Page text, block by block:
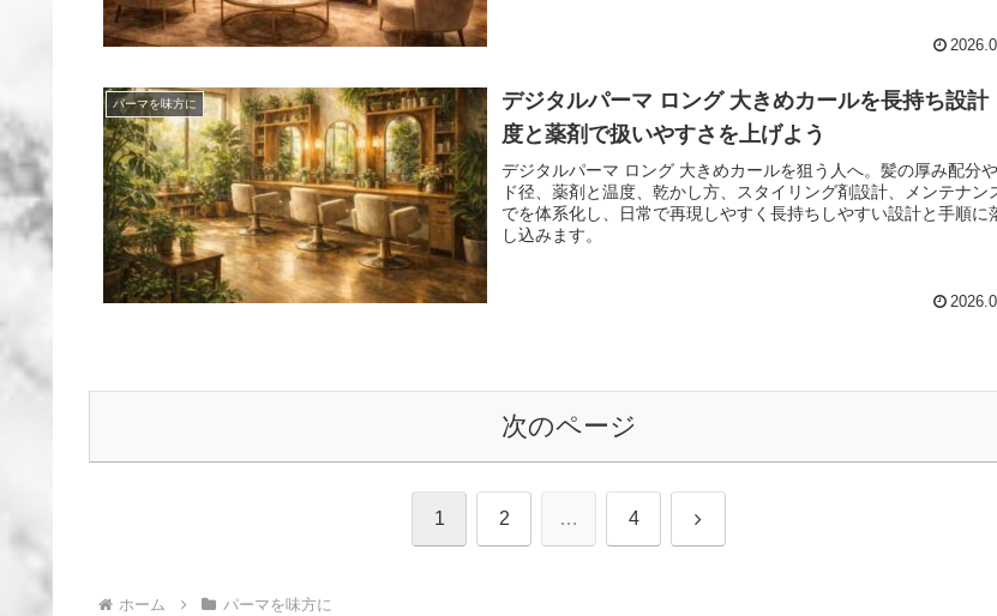
パーマを味方に
デジタルパーマ ロング 大きめカールを長持ち設計
度と薬剤で扱いやすさを上げよう
デジタルパーマ ロング 大きめカールを狙う人へ。髪の厚み配分
ド径、薬剤と温度、乾かし方、スタイリング剤設計、メンテナン
でを体系化し、日常で再現しやすく長持ちしやすい設計と手順に
し込みます。
次のページ
1 2 … 4 次
ホーム パーマを味方に